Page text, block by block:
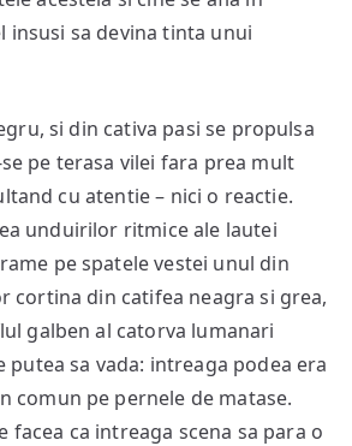
insusi sa devina tinta unui
si din cativa pasi se propulsa
pe terasa vilei fara prea mult
cu atentie – nici o reactie.
unduirilor ritmice ale lautei
pe spatele vestei unul din
cortina din catifea neagra si grea,
galben al catorva lumanari
sa vada: intreaga podea era
pe pernele de matase.
ca intreaga scena sa para o